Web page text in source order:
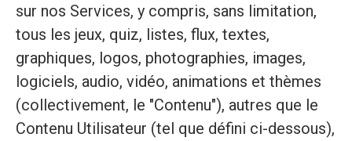
sur nos Services, y compris, sans limitation,
tous les jeux, quiz, listes, flux, textes,
graphiques, logos, photographies, images,
logiciels, audio, vidéo, animations et thèmes
(collectivement, le "Contenu"), autres que le
Contenu Utilisateur (tel que défini ci-dessous),